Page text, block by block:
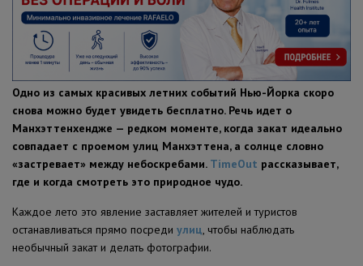
ПОЛЕЗНЫЕ СОВЕТЫ
Одно из самых красивых летних событий Нью-Йорка скоро
снова можно будет увидеть бесплатно. Речь идет о
Манхэттенхендже — редком моменте, когда закат идеально
совпадает с проемом улиц Манхэттена, а солнце словно
«застревает» между небоскребами. TimeOut рассказывает,
где и когда смотреть это природное чудо.
Каждое лето это явление заставляет жителей и туристов
останавливаться прямо посреди улиц, чтобы наблюдать
необычный закат и делать фотографии.